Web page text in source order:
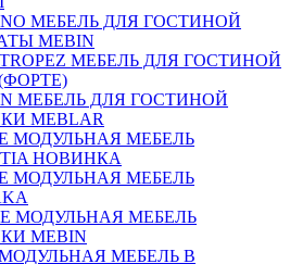
МЕБЕЛЬ ДЛЯ ГОСТИНОЙ
MEBIN
TROPEZ МЕБЕЛЬ ДЛЯ ГОСТИНОЙ
МЕБЕЛЬ ДЛЯ ГОСТИНОЙ
MEBLAR
МОДУЛЬНАЯ МЕБЕЛЬ
НОВИНКА
МОДУЛЬНАЯ МЕБЕЛЬ
МОДУЛЬНАЯ МЕБЕЛЬ
MEBIN
МОДУЛЬНАЯ МЕБЕЛЬ В